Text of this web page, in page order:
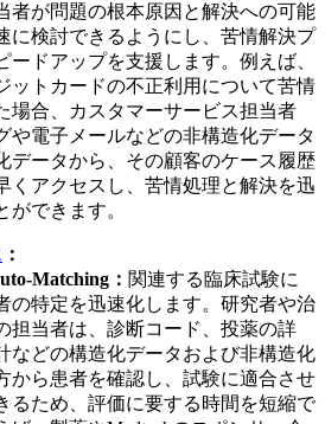
者が問題の根本原因と解決への可能
に検討できるようにし、苦情解決プ
ードアップを支援します。例えば、
ットカードの不正利用について苦情
場合、カスタマーサービス担当者
や電子メールなどの非構造化データ
データから、その顧客のケース履歴
くアクセスし、苦情処理と解決を迅
ができます。
：
Matching： 関連する臨床試験に
の特定を迅速化します。研究者や治
担当者は、診断コード、投薬の詳
などの構造化データおよび非構造化
から患者を確認し、試験に適合させ
るため、評価に要する時間を短縮で